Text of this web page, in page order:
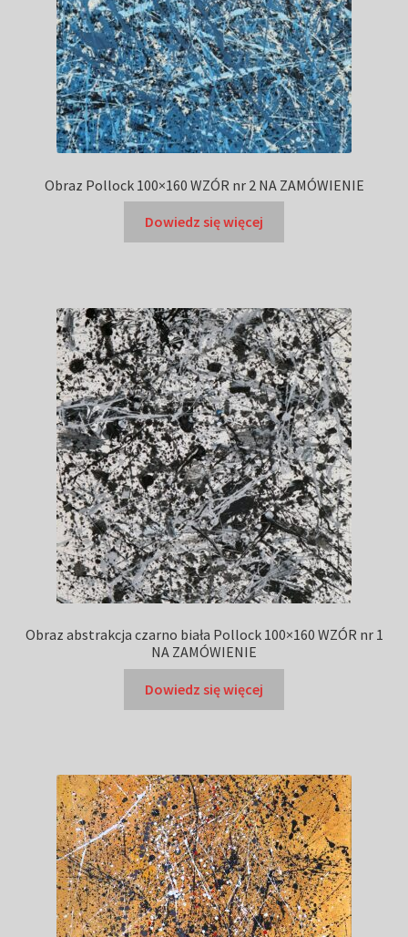
Obraz Pollock 100×160 WZÓR nr 2 NA ZAMÓWIENIE
Dowiedz się więcej
Obraz abstrakcja czarno biała Pollock 100×160 WZÓR nr 1
NA ZAMÓWIENIE
Dowiedz się więcej